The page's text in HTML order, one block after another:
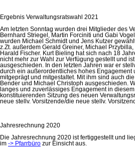
Ergebnis Verwaltungsratswahl 2021
Am letzten Sonntag wurden drei Mitglieder des
Bernhard Striegel, Martin Forciniti und Gabi
wurden Michael Schmidt und Jens Kutzer
z.Zt. außerdem Gerald Greiner, Michael
Harald Fischer. Kurt Bieling hat sich nach 18
nicht mehr zur Wahl zur Verfügung gestellt und
ausgeschieden. In den letzten Jahren war er
durch ein außerordentliches hohes Engagement
mitgeprägt und mitgestaltet. Mit ihm sind auch
Bender und Michael Christoph ausgeschieden.
langes und zuverlässiges Engagement in
konstituierenden Sitzung des neuen
neue stellv. Vorsitzende/die neue stellv.
Jahresrechnung 2020
Die Jahresrechnung 2020 ist fertiggestellt und
im -> Pfarrbüro zur Einsicht aus.